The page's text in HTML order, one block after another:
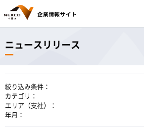
ニュースリリース
絞り込み条件：
カテゴリ：
エリア（支社）：
年月：